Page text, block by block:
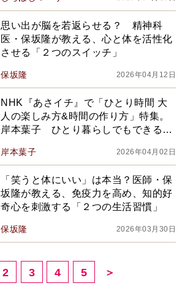
思い出が脳を若返らせる？ 精神科
医・保坂隆が教える、心と体を活性化
させる「２つのスイッチ」
保坂隆 2026年04月12日
NHK『あさイチ』で「ひとり時間 大
人の楽しみ方&時間の作り方」特集。
岸本葉子 ひとり暮らしでもできる年
た「プチひな祭り」で豊かな心持ちに
岸本葉子 2026年04月02日
「笑うと体にいい」は本当？医師・保
坂隆が教える、免疫力を高め、知的好
奇心を刺激する「２つの生活習慣」
保坂隆 2026年03月30日
2 3 4 5 ＞